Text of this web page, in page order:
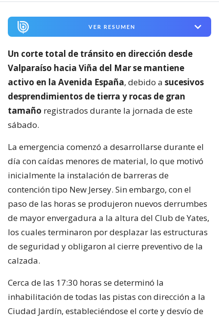
VER RESUMEN
Un corte total de tránsito en dirección desde
Valparaíso hacia Viña del Mar se mantiene
activo en la Avenida España, debido a sucesivos
desprendimientos de tierra y rocas de gran
tamaño registrados durante la jornada de este
sábado.
La emergencia comenzó a desarrollarse durante el
día con caídas menores de material, lo que motivó
inicialmente la instalación de barreras de
contención tipo New Jersey. Sin embargo, con el
paso de las horas se produjeron nuevos derrumbes
de mayor envergadura a la altura del Club de Yates,
los cuales terminaron por desplazar las estructuras
de seguridad y obligaron al cierre preventivo de la
calzada.
Cerca de las 17:30 horas se determinó la
inhabilitación de todas las pistas con dirección a la
Ciudad Jardín, estableciéndose el corte y desvío de